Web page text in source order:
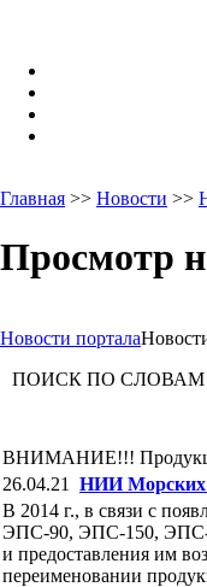
Главная >> Новости >>
Просмотр
Новости портала
ПОИСК ПО СЛОВАМ
ВНИМАНИЕ!!!
26.04.21 НИИ Морских
В 2014 г., в связи с
ЭПС-90, ЭПС-150, ЭПС-
и предоставления им
переименовании